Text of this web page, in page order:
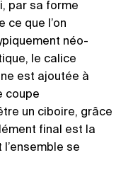
par sa forme
ce que l’on
néo-
le calice
est ajoutée à
coupe
un ciboire, grâce
final est la
se